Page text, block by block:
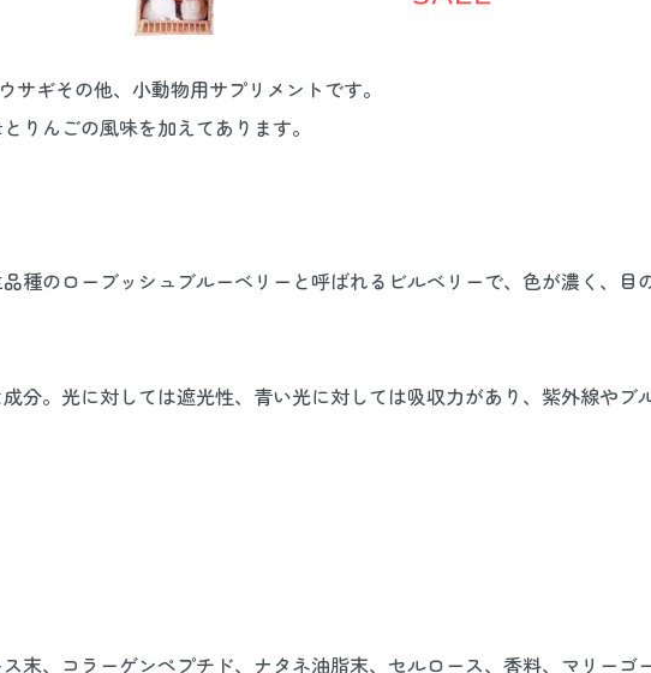
ギその他、小動物用サプリメントです。
りんごの風味を加えてあります。
種のローブッシュブルーベリーと呼ばれるビルベリーで、色が濃く、
分。光に対しては遮光性、青い光に対しては吸収力があり、紫外線やブ
末、コラーゲンペプチド、ナタネ油脂末、セルロース、香料、マリー